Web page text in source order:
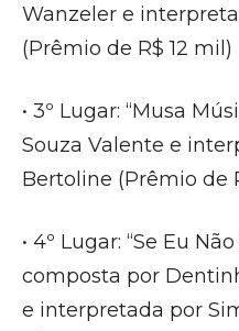
Wanzeler e
(Prêmio de R$ 12 mil)
• 3º Lugar: “Musa
Souza Valente e
Bertoline (Prêmio de
• 4º Lugar: “Se Eu
composta por
e interpretada por